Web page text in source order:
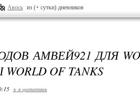
Авось из (+ сутки) дневников
АМВЕЙ921 ДЛЯ
OF TANKS
+ в цитатник